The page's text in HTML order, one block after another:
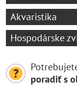
Akvaristika
Hospodárske
poradiť s